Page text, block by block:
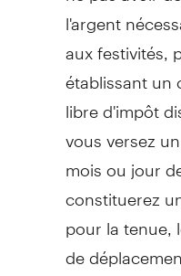
l'argent
aux festivités,
établissant un
libre d'impôt
vous versez
mois ou jour
constituerez
pour la tenue,
de